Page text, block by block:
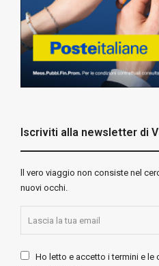
Iscriviti alla newsletter di
ll vero viaggio non consiste nel
nuovi occhi.
Ho letto e accetto i termini e